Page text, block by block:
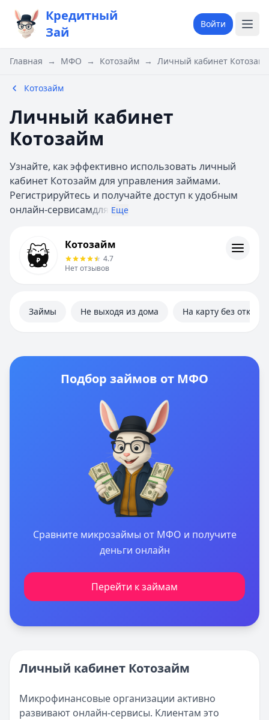
Кредитный
Зай
Войти
Главная → МФО → Котозайм → Личный кабинет Котозайм
Котозайм
Личный кабинет
Котозайм
Узнайте, как эффективно использовать личный
кабинет Котозайм для управления займами.
Регистрируйтесь и получайте доступ к удобным
онлайн-сервисамдля Еще
ИнформацияКотозайм
4.7
Нет отзывов
Займы Не выходя из дома На карту без отказа
Подбор займов от МФО
Сравните микрозаймы от МФО и получите
деньги онлайн
Перейти к займам
Личный кабинет Котозайм
Микрофинансовые организации активно
развивают онлайн-сервисы. Клиентам это